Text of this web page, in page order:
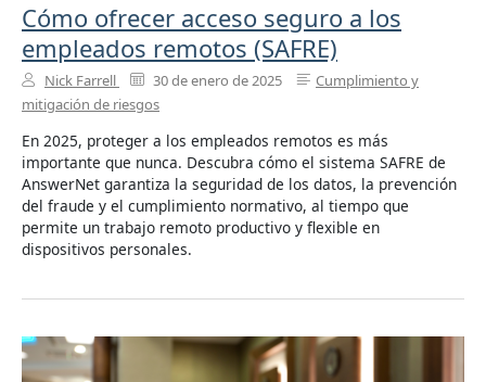
Cómo ofrecer acceso seguro a los
empleados remotos (SAFRE)
Nick Farrell 30 de enero de 2025
Cumplimiento y
mitigación de riesgos
En 2025, proteger a los empleados remotos es más
importante que nunca. Descubra cómo el sistema SAFRE de
AnswerNet garantiza la seguridad de los datos, la prevención
del fraude y el cumplimiento normativo, al tiempo que
permite un trabajo remoto productivo y flexible en
dispositivos personales.